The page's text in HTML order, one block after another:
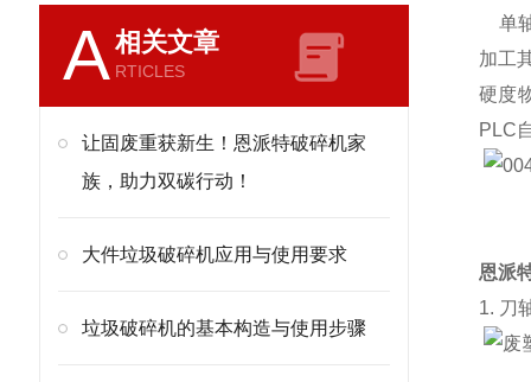
A相关文章
RTICLES
让固废重获新生！恩派特破碎机家
族，助力双碳行动！
大件垃圾破碎机应用与使用要求
垃圾破碎机的基本构造与使用步骤
单
加工
硬度
PLC
恩派
1. 刀